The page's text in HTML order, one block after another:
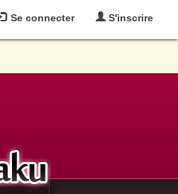
Se connecter S'inscrire